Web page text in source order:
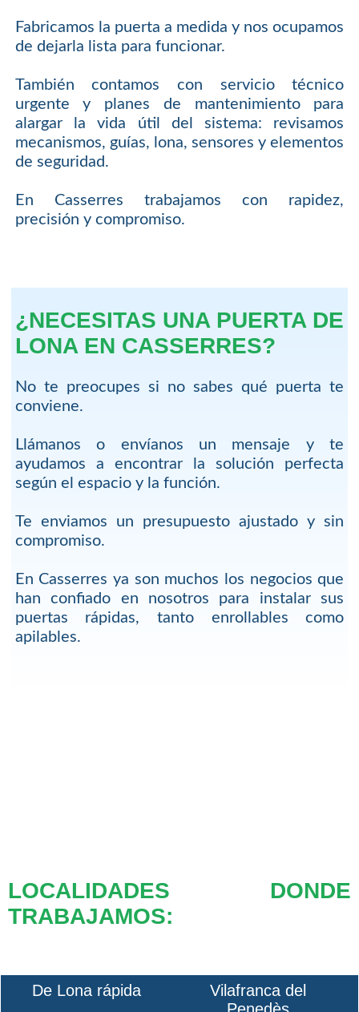
Fabricamos la puerta a medida y nos ocupamos
de dejarla lista para funcionar.
También contamos con servicio técnico
urgente y planes de mantenimiento para
alargar la vida útil del sistema: revisamos
mecanismos, guías, lona, sensores y elementos
de seguridad.
En Casserres trabajamos con rapidez,
precisión y compromiso.
¿NECESITAS UNA PUERTA DE
LONA EN CASSERRES?
No te preocupes si no sabes qué puerta te
conviene.
Llámanos o envíanos un mensaje y te
ayudamos a encontrar la solución perfecta
según el espacio y la función.
Te enviamos un presupuesto ajustado y sin
compromiso.
En Casserres ya son muchos los negocios que
han confiado en nosotros para instalar sus
puertas rápidas, tanto enrollables como
apilables.
LOCALIDADES DONDE
TRABAJAMOS:
De Lona rápida
Vilafranca del